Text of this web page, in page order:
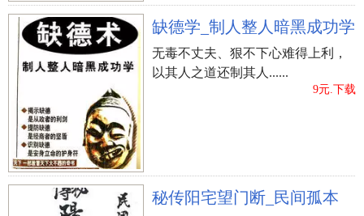
缺德学_制人整人暗黑成功学
无毒不丈夫、狠不下心难得上利，
以其人之道还制其人......
9元.下载
秘传阳宅望门断_民间孤本